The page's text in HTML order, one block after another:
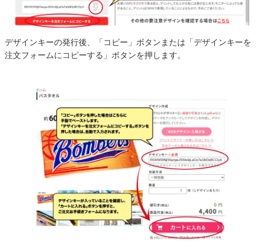
デザインキーの発行後、「コピー」ボタンまたは「デザインキーを
注文フォームにコピーする」ボタンを押します。